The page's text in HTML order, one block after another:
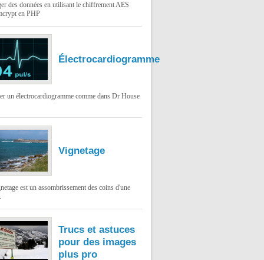
des données en utilisant le chiffrement AES
en PHP
Électrocardiogramme
un électrocardiogramme comme dans Dr House
Vignetage
est un assombrissement des coins d'une
Trucs et astuces
pour des images
plus pro